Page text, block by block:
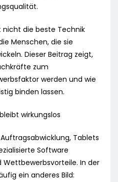
nicht die beste Technik
Menschen, die sie
Dieser Beitrag zeigt,
zum
werden und wie
binden lassen.
wirkungslos
Tablets
Software
Wettbewerbsvorteile. In der
ein anderes Bild: